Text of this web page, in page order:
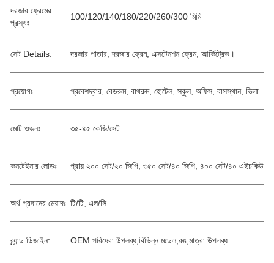
দরজার ফ্রেমের
প্রস্থঃ
100/120/140/180/220/260/300 মিমি
সেট Details: দরজার পাতার, দরজার ফ্রেম, এক্সটেনশন ফ্রেম, আর্কিট্রেভ।
প্রয়োগঃ প্রবেশদ্বার, বেডরুম, বাথরুম, হোটেল, স্কুল, অফিস, বাসস্থান, ভিলা
মোট ওজনঃ ৩৫-৪৫ কেজি/সেট
কনটেইনার লোডঃ প্রায় ২০০ সেট/২০ জিপি, ৩৫০ সেট/৪০ জিপি, ৪০০ সেট/৪০ এইচকিউ
অর্থ প্রদানের মেয়াদঃ টি/টি, এল/সি
ব্র্যান্ড ডিজাইন: OEM পরিষেবা উপলব্ধ,বিভিন্ন মডেল,রঙ,মাত্রা উপলব্ধ